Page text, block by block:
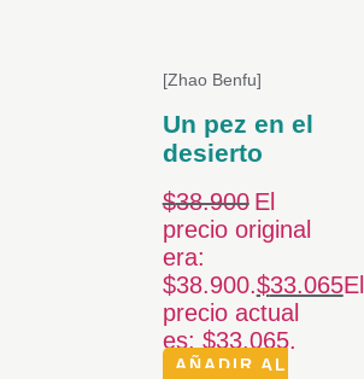
[Zhao Benfu]
Un pez en el
desierto
$38.900 El
precio original
era:
$38.900.$33.065El
precio actual
es: $33.065.
AÑADIR AL